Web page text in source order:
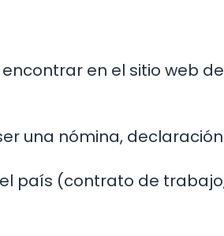
en el sitio web
una nómina,
país (contrato de